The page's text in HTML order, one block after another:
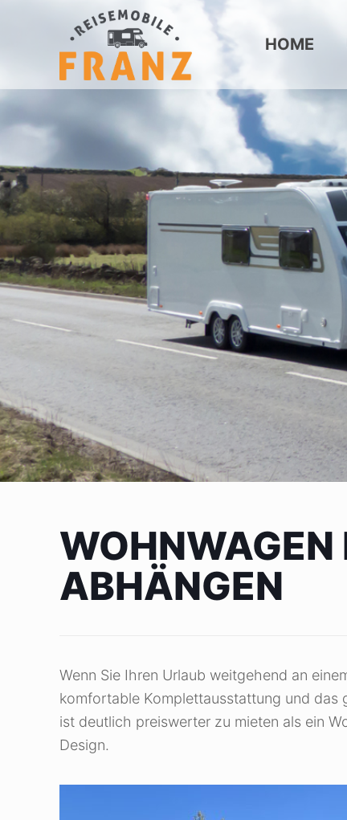
HOME
WOHNWAGEN
ABHÄNGEN
Wenn Sie Ihren Urlaub weitgehend an
komfortable Komplettausstattung und das
ist deutlich preiswerter zu mieten als ein
Design.